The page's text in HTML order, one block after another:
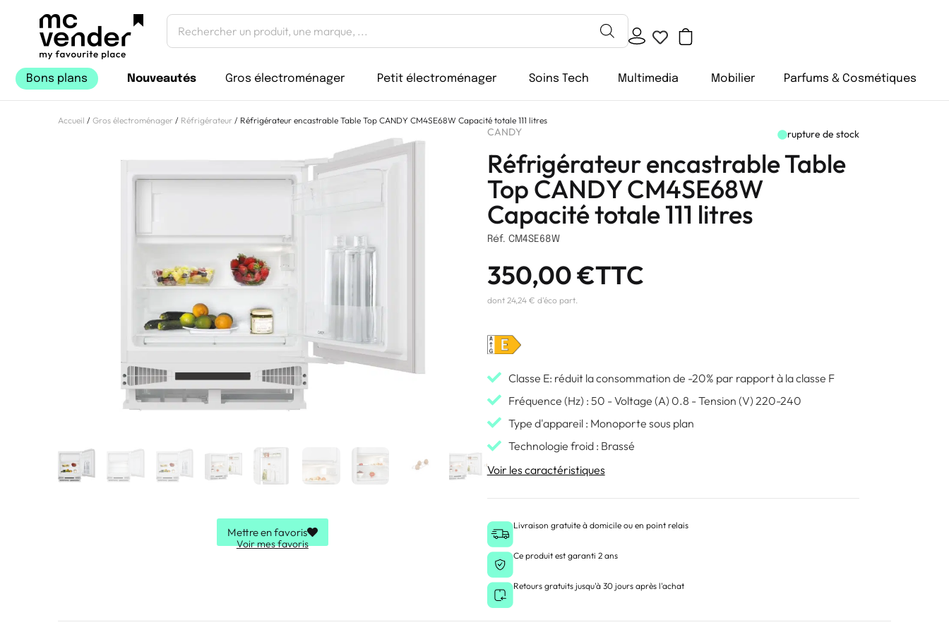
Bons plans Nouveautés Gros électroménager Petit électroménager Soins Tech Multimedia Mobilier Parfums & Cosmétiques
Accueil / Gros électroménager / Réfrigérateur / Réfrigérateur encastrable Table Top CANDY CM4SE68W Capacité totale 111 litres
Mettre en favoris
Voir mes favoris
CANDY rupture de stock
Réfrigérateur encastrable Table
Top CANDY CM4SE68W
Capacité totale 111 litres
Réf. CM4SE68W
350,00€TTC
dont 24,24 € d'éco part.
Classe E: réduit la consommation de -20% par rapport à la classe F
Fréquence (Hz) : 50 - Voltage (A) 0.8 - Tension (V) 220-240
Type d'appareil : Monoporte sous plan
Technologie froid : Brassé
Voir les caractéristiques
Livraison gratuite à domicile ou en point relais
Ce produit est garanti 2 ans
Retours gratuits jusqu'à 30 jours après l'achat